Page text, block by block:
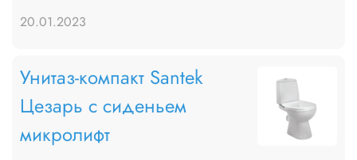
20.01.2023
Унитаз-компакт Santek
Цезарь с сиденьем
микролифт